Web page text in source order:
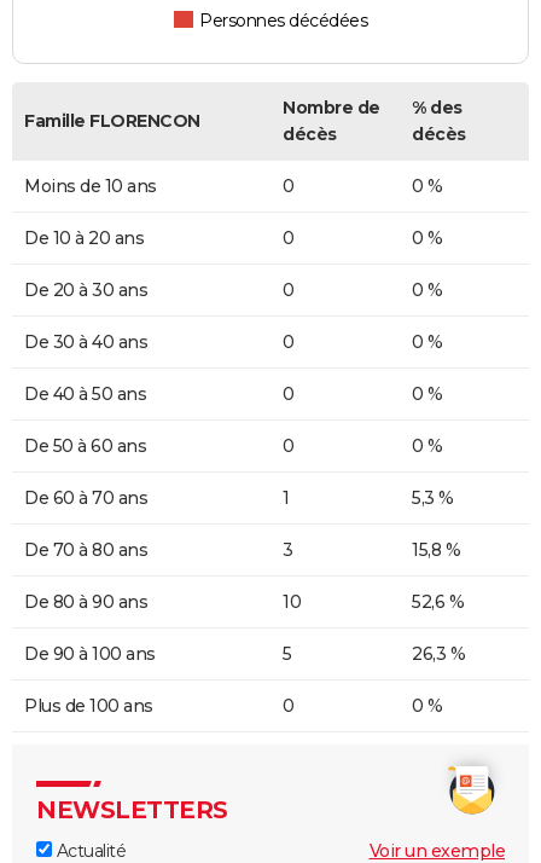
Personnes décédées
Famille FLORENCON
Nombre de
décès
% des
décès
Moins de 10 ans 0 0 %
De 10 à 20 ans 0 0 %
De 20 à 30 ans 0 0 %
De 30 à 40 ans 0 0 %
De 40 à 50 ans 0 0 %
De 50 à 60 ans 0 0 %
De 60 à 70 ans 1 5,3 %
De 70 à 80 ans 3 15,8 %
De 80 à 90 ans 10 52,6 %
De 90 à 100 ans 5 26,3 %
Plus de 100 ans 0 0 %
NEWSLETTERS
Actualité
Voir un exemple